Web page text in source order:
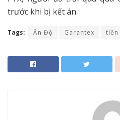
trước khi bị kết án.
Tags: Ấn Độ Garantex tiền